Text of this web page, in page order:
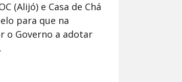
(Alijó) e Casa de Chá
para que na
o Governo a adotar